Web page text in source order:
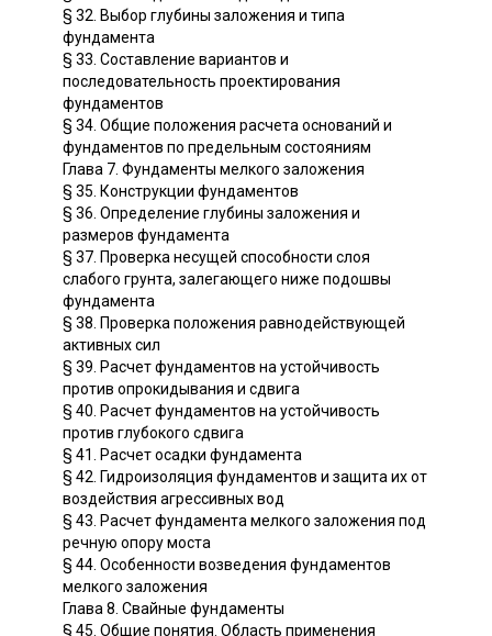
§ 32. Выбор глубины заложения и типа
фундамента
§ 33. Составление вариантов и
последовательность проектирования
фундаментов
§ 34. Общие положения расчета оснований и
фундаментов по предельным состояниям
Глава 7. Фундаменты мелкого заложения
§ 35. Конструкции фундаментов
§ 36. Определение глубины заложения и
размеров фундамента
§ 37. Проверка несущей способности слоя
слабого грунта, залегающего ниже подошвы
фундамента
§ 38. Проверка положения равнодействующей
активных сил
§ 39. Расчет фундаментов на устойчивость
против опрокидывания и сдвига
§ 40. Расчет фундаментов на устойчивость
против глубокого сдвига
§ 41. Расчет осадки фундамента
§ 42. Гидроизоляция фундаментов и защита их от
воздействия агрессивных вод
§ 43. Расчет фундамента мелкого заложения под
речную опору моста
§ 44. Особенности возведения фундаментов
мелкого заложения
Глава 8. Свайные фундаменты
§ 45. Общие понятия. Область применения